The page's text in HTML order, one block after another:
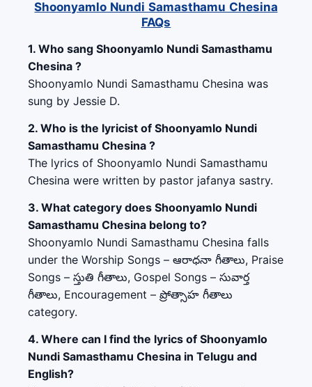
Shoonyamlo Nundi Samasthamu Chesina
FAQs
1. Who sang Shoonyamlo Nundi Samasthamu
Chesina ?
Shoonyamlo Nundi Samasthamu Chesina was
sung by Jessie D.
2. Who is the lyricist of Shoonyamlo Nundi
Samasthamu Chesina ?
The lyrics of Shoonyamlo Nundi Samasthamu
Chesina were written by pastor jafanya sastry.
3. What category does Shoonyamlo Nundi
Samasthamu Chesina belong to?
Shoonyamlo Nundi Samasthamu Chesina falls
under the Worship Songs – ఆరాధనా గీతాలు, Praise
Songs – స్తుతి గీతాలు, Gospel Songs – సువార్త
గీతాలు, Encouragement – ప్రోత్సాహ గీతాలు
category.
4. Where can I find the lyrics of Shoonyamlo
Nundi Samasthamu Chesina in Telugu and
English?